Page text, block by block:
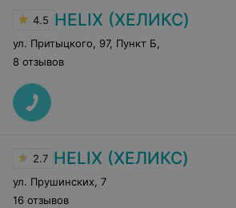
4.5 HELIX (ХЕЛИКС)
ул. Притыцкого, 97, Пункт Б
8 отзывов
2.7 HELIX (ХЕЛИКС)
ул. Прушинских, 7
16 отзывов